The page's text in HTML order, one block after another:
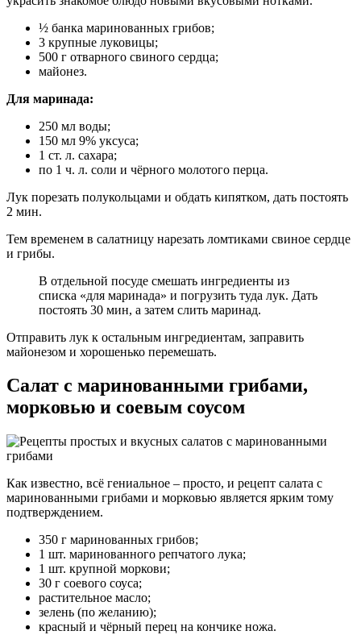
½ банка маринованных грибов;
3 крупные луковицы;
500 г отварного свиного сердца;
майонез.
Для маринада:
250 мл воды;
150 мл 9% уксуса;
1 ст. л. сахара;
по 1 ч. л. соли и чёрного молотого перца.
Лук порезать полукольцами и обдать кипятком, дать постоять
2 мин.
Тем временем в салатницу нарезать ломтиками свиное сердце
и грибы.
В отдельной посуде смешать ингредиенты из
списка «для маринада» и погрузить туда лук. Дать
постоять 30 мин, а затем слить маринад.
Отправить лук к остальным ингредиентам, заправить
майонезом и хорошенько перемешать.
Салат с маринованными грибами,
морковью и соевым соусом
Как известно, всё гениальное – просто, и рецепт салата с
маринованными грибами и морковью является ярким тому
подтверждением.
350 г маринованных грибов;
1 шт. маринованного репчатого лука;
1 шт. крупной моркови;
30 г соевого соуса;
растительное масло;
зелень (по желанию);
красный и чёрный перец на кончике ножа.